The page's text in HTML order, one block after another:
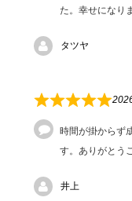
た。幸せになり
タツヤ
時間が掛からず
す。ありがとう
井上